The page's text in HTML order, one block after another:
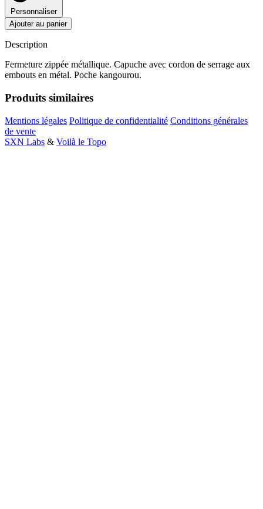
Personnaliser
Description
Fermeture zippée métallique. Capuche avec cordon de serrage aux
embouts en métal. Poche kangourou.
Produits similaires
Mentions légales Politique de confidentialité Conditions générales
de vente
SXN Labs & Voilà le Topo